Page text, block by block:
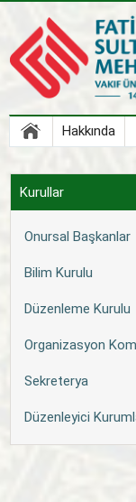
Hakkında
Kurullar
Onursal Başkanlar
Bilim Kurulu
Düzenleme Kurulu
Organizasyon
Sekreterya
Düzenleyici